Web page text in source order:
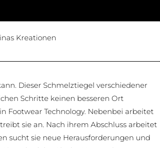
Kreationen
Dieser Schmelztiegel verschiedener
Schritte keinen besseren Ort
Footwear Technology. Nebenbei arbeitet
sie an. Nach ihrem Abschluss arbeitet
sucht sie neue Herausforderungen und